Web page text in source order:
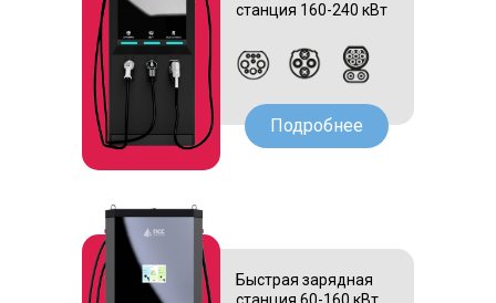
Быстрая зарядная
станция 160-240 кВт
Подробнее